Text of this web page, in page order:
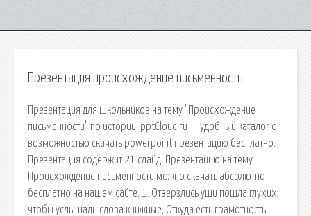
Презентация происхождение письменности
Презентация для школьников на тему "Происхождение
письменности" по истории. pptCloud.ru — удобный каталог с
возможностью скачать powerpoint презентацию бесплатно.
Презентация содержит 21 слайд. Презентацию на тему
Происхождение письменности можно скачать абсолютно
бесплатно на нашем сайте. 1. Отверзлись уши пошла глухих,
чтобы услышали слова книжные, Откуда есть грамотность.